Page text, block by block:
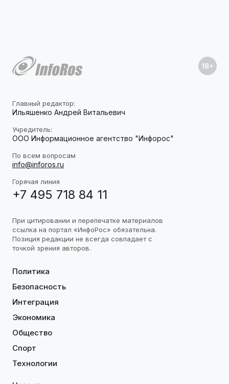
Главный редактор:
Ильяшенко Андрей Витальевич
Учредитель:
ООО Информационное агентство "Инфорос"
По всем вопросам
info@inforos.ru
Горячая линия
+7 495 718 84 11
При цитировании и перепечатке материалов
ссылка на портал «ИнфоРос» обязательна.
Позиция редакции не всегда совпадает с
точкой зрения авторов.
Политика
Безопасность
Интеграция
Экономика
Общество
Спорт
Технологии